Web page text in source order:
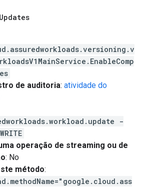
Updates
de auditoria: atividade do
-
operação de streaming ou de
: No
método: